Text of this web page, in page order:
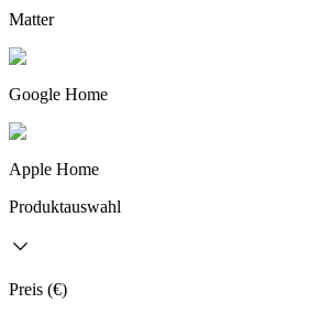
Matter
Google Home
Apple Home
Produktauswahl
Preis (€)